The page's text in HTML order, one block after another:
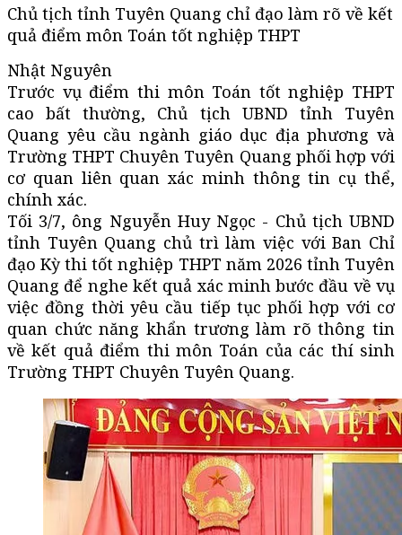
Chủ tịch tỉnh Tuyên Quang chỉ đạo làm rõ về kết
quả điểm môn Toán tốt nghiệp THPT
Nhật Nguyên
Trước vụ điểm thi môn Toán tốt nghiệp THPT
cao bất thường, Chủ tịch UBND tỉnh Tuyên
Quang yêu cầu ngành giáo dục địa phương và
Trường THPT Chuyên Tuyên Quang phối hợp với
cơ quan liên quan xác minh thông tin cụ thể,
chính xác.
Tối 3/7, ông Nguyễn Huy Ngọc - Chủ tịch UBND
tỉnh Tuyên Quang chủ trì làm việc với Ban Chỉ
đạo Kỳ thi tốt nghiệp THPT năm 2026 tỉnh Tuyên
Quang để nghe kết quả xác minh bước đầu về vụ
việc đồng thời yêu cầu tiếp tục phối hợp với cơ
quan chức năng khẩn trương làm rõ thông tin
về kết quả điểm thi môn Toán của các thí sinh
Trường THPT Chuyên Tuyên Quang.